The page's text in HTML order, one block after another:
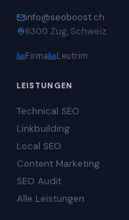
info@seoboost.ch
6300 Zug, Schweiz
Firma Leutrim
LEISTUNGEN
Technical SEO
Linkbuilding
Local SEO
Content Marketing
SEO Audit
Alle Leistungen